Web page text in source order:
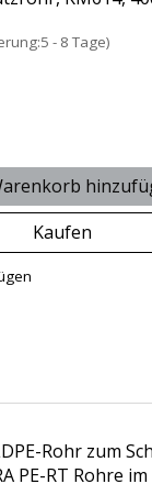
- 8 Tage)
Kaufen
Rohr zum
PE-RT Rohre im